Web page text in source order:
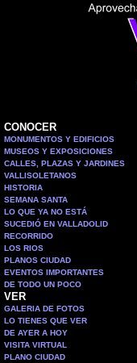
CONOCER
MONUMENTOS Y EDIFICIOS
MUSEOS Y EXPOSICIONES
CALLES, PLAZAS Y JARDINES
VALLISOLETANOS
HISTORIA
SEMANA SANTA
LO QUE YA NO ESTÁ
SUCEDIÓ EN VALLADOLID
RECORRIDO
LOS RIOS
PLANOS CIUDAD
EVENTOS IMPORTANTES
DE TODO UN POCO
VER
GALERIA DE FOTOS
LO TIENES QUE VER
DE AYER A HOY
VISITA VIRTUAL
PLANO CIUDAD